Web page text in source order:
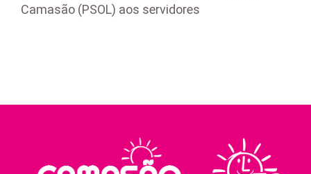
Camasão (PSOL) aos servidores